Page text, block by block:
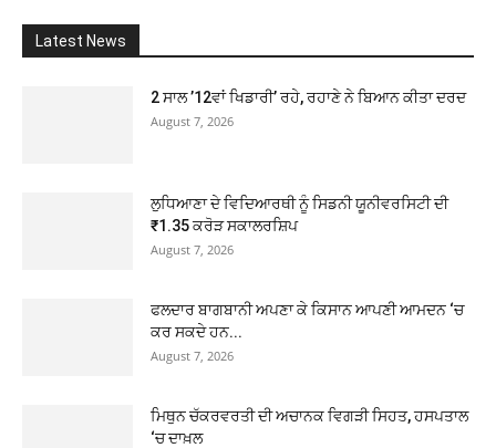
Latest News
2 ਸਾਲ ’12ਵਾਂ ਖਿਡਾਰੀ’ ਰਹੇ, ਰਹਾਣੇ ਨੇ ਬਿਆਨ ਕੀਤਾ ਦਰਦ
August 7, 2026
ਲੁਧਿਆਣਾ ਦੇ ਵਿਦਿਆਰਥੀ ਨੂੰ ਸਿਡਨੀ ਯੂਨੀਵਰਸਿਟੀ ਦੀ
₹1.35 ਕਰੋੜ ਸਕਾਲਰਸ਼ਿਪ
August 7, 2026
ਫਲਦਾਰ ਬਾਗਬਾਨੀ ਅਪਣਾ ਕੇ ਕਿਸਾਨ ਆਪਣੀ ਆਮਦਨ ‘ਚ
ਕਰ ਸਕਦੇ ਹਨ...
August 7, 2026
ਮਿਥੁਨ ਚੱਕਰਵਰਤੀ ਦੀ ਅਚਾਨਕ ਵਿਗੜੀ ਸਿਹਤ, ਹਸਪਤਾਲ
‘ਚ ਦਾਖ਼ਲ